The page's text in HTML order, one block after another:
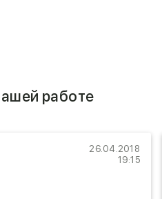
работе
26.04.2018
19:15